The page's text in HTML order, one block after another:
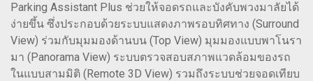
Parking Assistant Plus ช่วยให้จอดรถและบังคับพวงมาลัยได้
ง่ายขึ้น ซึ่งประกอบด้วยระบบแสดงภาพรอบทิศทาง (Surround
View) ร่วมกับมุมมองด้านบน (Top View) มุมมองแบบพาโนรา
มา (Panorama View) ระบบตรวจสอบสภาพแวดล้อมของรถ
ในแบบสามมิติ (Remote 3D View) รวมถึงระบบช่วยจอดเทียบ